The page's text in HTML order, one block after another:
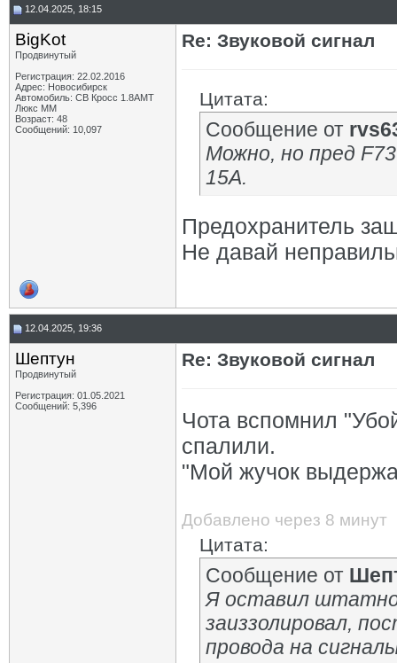
12.04.2025, 18:15
BigKot
Продвинутый
Регистрация: 22.02.2016
Адрес: Новосибирск
Автомобиль: СВ Кросс 1.8АМТ
Люкс ММ
Возраст: 48
Сообщений: 10,097
Re: Звуковой сигнал
Цитата:
Сообщение от
Можно, но пред
15А.
Предохранитель
Не давай
12.04.2025, 19:36
Шептун
Продвинутый
Регистрация: 01.05.2021
Сообщений: 5,396
Re: Звуковой сигнал
Чота вспомнил
спалили.
"Мой жучок
Добавлено через 8 минут
Цитата:
Сообщение от
Я оставил
заиззолировал,
провода на